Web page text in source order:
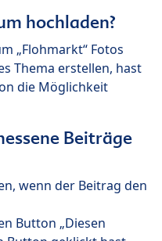
hochladen?
„Flohmarkt“ Fotos
Thema erstellen, hast
die Möglichkeit
Beiträge
wenn der Beitrag den
Button „Diesen